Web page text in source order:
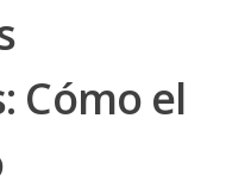
Cómo el